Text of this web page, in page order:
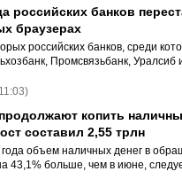
российских банков
браузерах
российских банков, среди
Промсвязьбанк, Уралсиб
копить
составил 2,55 трлн
объем наличных денег в
43,1% больше, чем в июне,